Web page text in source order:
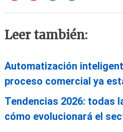
Leer también:
Automatización
proceso comercial ya
Tendencias 2026: todas
cómo evolucionará el